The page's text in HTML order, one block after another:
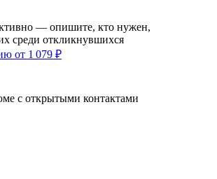
— опишите, кто нужен,
среди откликнувшихся
от 1 079 ₽
с открытыми контактами